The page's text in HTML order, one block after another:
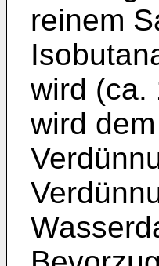
reinem
wird (ca.
wird